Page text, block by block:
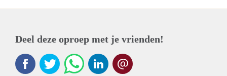
Deel deze oproep met je vrienden!